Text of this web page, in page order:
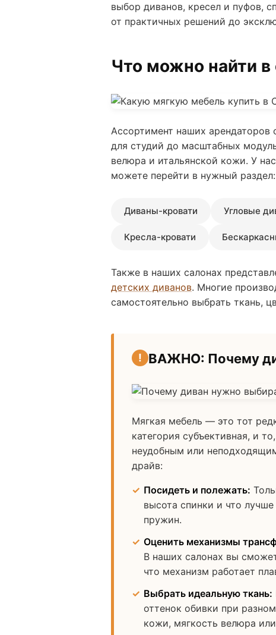
выбор диванов, кресел и пуфов,
от практичных решений до
Что можно найти
Ассортимент наших
для студий до масштабных
велюра и итальянской кожи. У
можете перейти в нужный раздел:
Диваны-кровати Угловые
Кресла-кровати
Также в наших салонах
детских диванов. Многие
самостоятельно выбрать ткань,
ВАЖНО: Почему
Мягкая мебель — это тот
категория субъективная, и
неудобным или
драйв:
Посидеть и полежать:
высота спинки и что
пружин.
Оценить механизмы
В наших салонах вы
что механизм работает
Выбрать идеальную ткань:
оттенок обивки при
кожи, мягкость велюра